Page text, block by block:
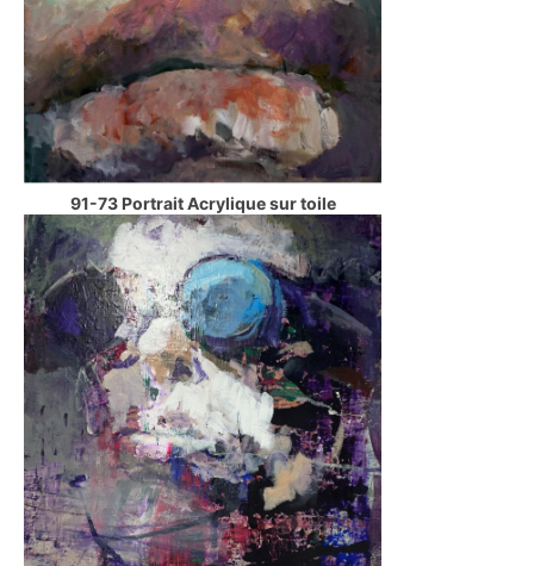
91-73 Portrait Acrylique sur toile